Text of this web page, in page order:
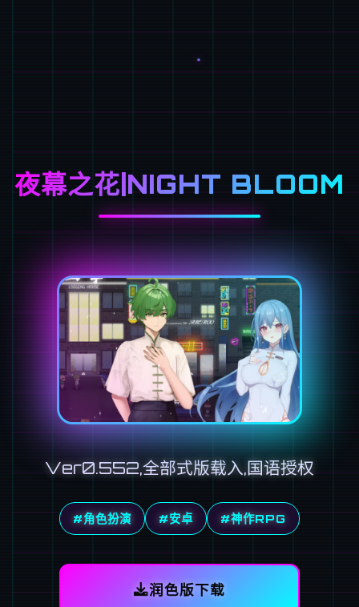
夜幕之花|NIGHT BLOOM
Ver0.552,全部式版载入,国语授权
#角色扮演 #安卓 #神作RPG
润色版下载